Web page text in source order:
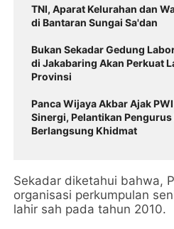
TNI, Aparat Kelurahan dan
di Bantaran Sungai Sa'dan
Bukan Sekadar Gedung
di Jakabaring Akan Perkuat
Provinsi
Panca Wijaya Akbar Ajak
Sinergi, Pelantikan
Berlangsung Khidmat
Sekadar diketahui bahwa,
organisasi perkumpulan
lahir sah pada tahun 2010.